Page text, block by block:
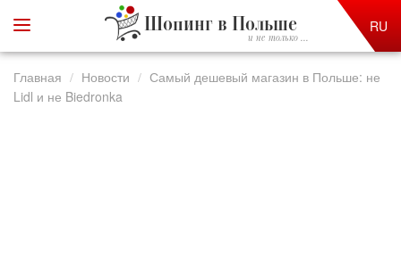
Шопинг в Польше
и не только ...
RU
Главная Новости
Самый дешевый магазин в Польше: не
Lidl и не Biedronka